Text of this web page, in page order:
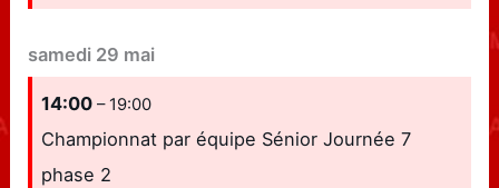
samedi 29 mai
14:00– 19:00
Championnat par équipe Sénior Journée 7
phase 2